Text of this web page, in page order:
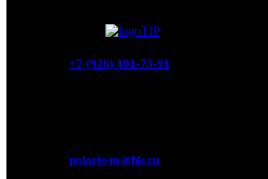
+7 (926) 101-73-91
polaris-m@bk.ru